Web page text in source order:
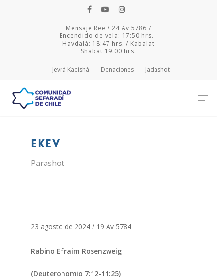
Mensaje Ree / 24 Av 5786 /
Encendido de vela: 17:50 hrs. -
Havdalá: 18:47 hrs. / Kabalat
Shabat 19:00 hrs.
Jevrá Kadishá Donaciones Jadashot
Hit enter to search or ESC to close
Ekev
Parashot
23 agosto de 2024 / 19 Av 5784
Rabino Efraim Rosenzweig
(Deuteronomio 7:12-11:25)